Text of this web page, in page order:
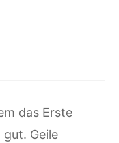
das Erste
Geile